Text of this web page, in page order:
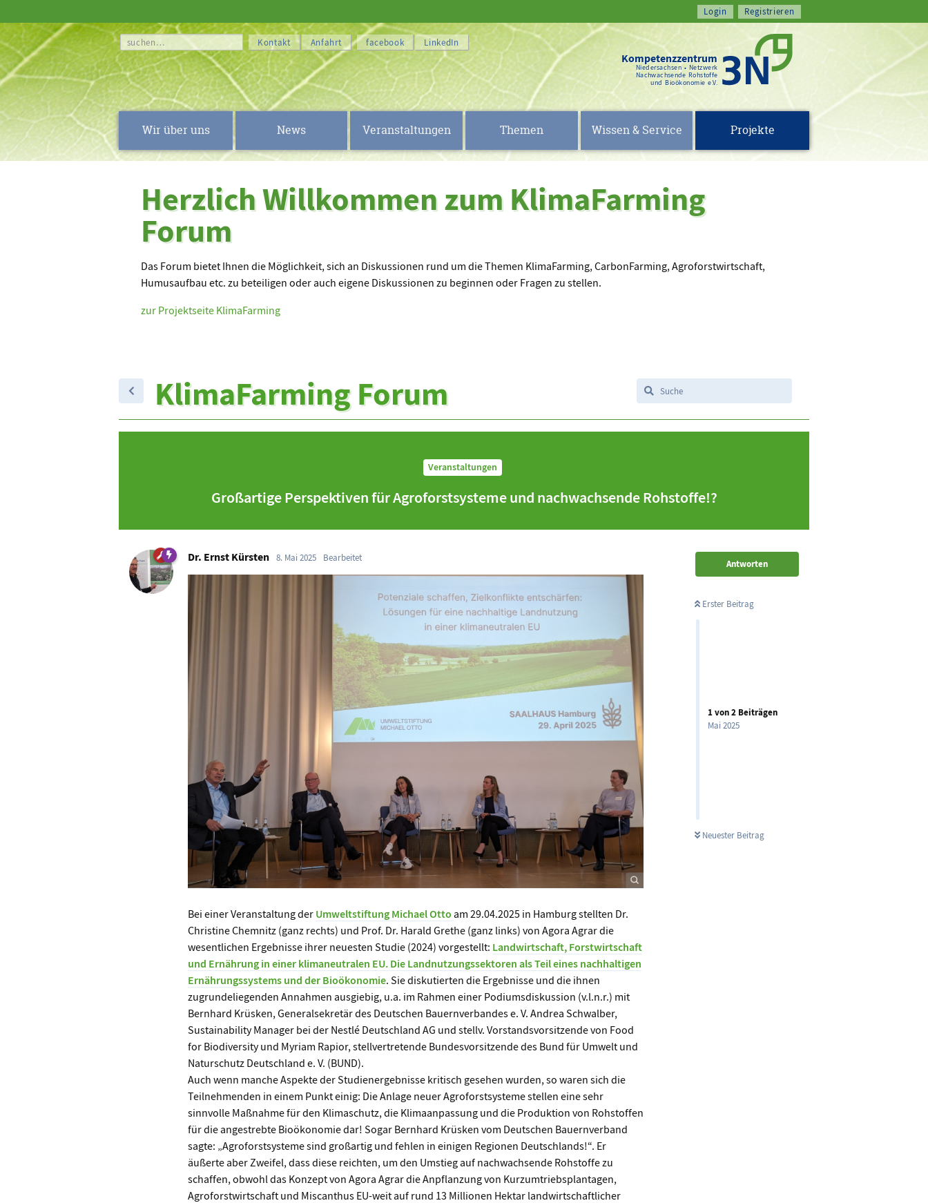
Kompetenzzentrum
Niedersachsen • Netzwerk
Nachwachsende Rohstoffe
und Bioökonomie e.V.
suchen… Kontakt Anfahrt facebook LinkedIn
Wir über uns News Veranstaltungen Themen Wissen & Service Projekte
Herzlich Willkommen zum KlimaFarming
Forum
Das Forum bietet Ihnen die Möglichkeit, sich an Diskussionen rund um die Themen KlimaFarming, CarbonFarming, Agroforstwirtschaft,
Humusaufbau etc. zu beteiligen oder auch eigene Diskussionen zu beginnen oder Fragen zu stellen.
zur Projektseite KlimaFarming
KlimaFarming Forum
Veranstaltungen
Großartige Perspektiven für Agroforstsysteme und nachwachsende Rohstoffe!?
Antworten
Erster Beitrag
1von2 Beiträgen
Mai 2025
Neuester Beitrag
Dr. Ernst Kürsten 8. Mai 2025 Bearbeitet
Bei einer Veranstaltung der Umweltstiftung Michael Otto am 29.04.2025 in Hamburg stellten Dr.
Christine Chemnitz (ganz rechts) und Prof. Dr. Harald Grethe (ganz links) von Agora Agrar die
wesentlichen Ergebnisse ihrer neuesten Studie (2024) vorgestellt: Landwirtschaft, Forstwirtschaft
und Ernährung in einer klimaneutralen EU. Die Landnutzungssektoren als Teil eines nachhaltigen
Ernährungssystems und der Bioökonomie. Sie diskutierten die Ergebnisse und die ihnen
zugrundeliegenden Annahmen ausgiebig, u.a. im Rahmen einer Podiumsdiskussion (v.l.n.r.) mit
Bernhard Krüsken, Generalsekretär des Deutschen Bauernverbandes e. V. Andrea Schwalber,
Sustainability Manager bei der Nestlé Deutschland AG und stellv. Vorstandsvorsitzende von Food
for Biodiversity und Myriam Rapior, stellvertretende Bundesvorsitzende des Bund für Umwelt und
Naturschutz Deutschland e. V. (BUND).
Auch wenn manche Aspekte der Studienergebnisse kritisch gesehen wurden, so waren sich die
Teilnehmenden in einem Punkt einig: Die Anlage neuer Agroforstsysteme stellen eine sehr
sinnvolle Maßnahme für den Klimaschutz, die Klimaanpassung und die Produktion von Rohstoffen
für die angestrebte Bioökonomie dar! Sogar Bernhard Krüsken vom Deutschen Bauernverband
sagte: „Agroforstsysteme sind großartig und fehlen in einigen Regionen Deutschlands!“. Er
äußerte aber Zweifel, dass diese reichten, um den Umstieg auf nachwachsende Rohstoffe zu
schaffen, obwohl das Konzept von Agora Agrar die Anpflanzung von Kurzumtriebsplantagen,
Agroforstwirtschaft und Miscanthus EU-weit auf rund 13 Millionen Hektar landwirtschaftlicher